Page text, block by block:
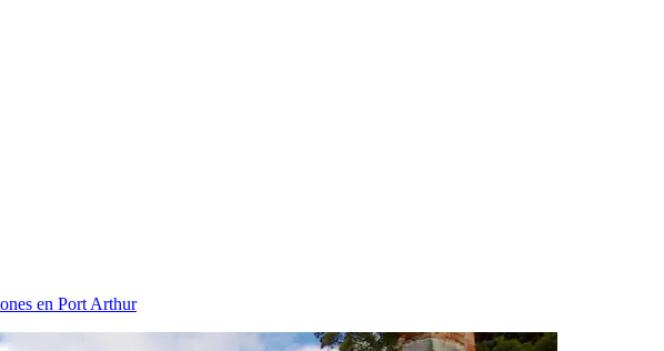
en Port Arthur